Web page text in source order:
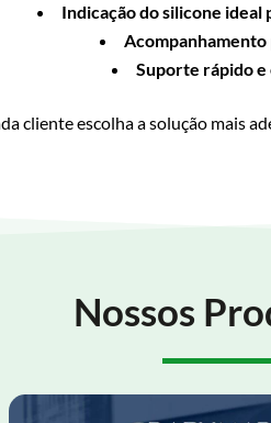
Indicação do silicone ideal
Acompanhamento
Suporte rápido
cliente escolha a solução mais
Nossos